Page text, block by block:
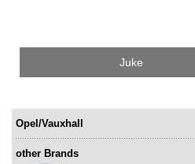
Juke
Opel/Vauxhall
other Brands